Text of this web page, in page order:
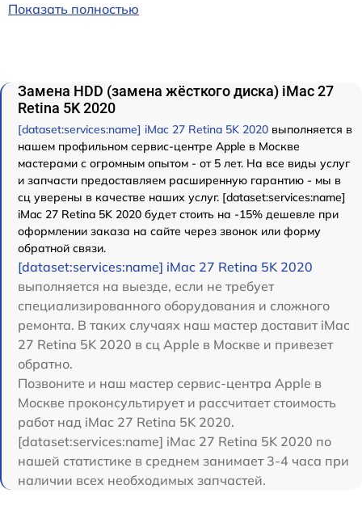
Показать полностью
Замена HDD (замена жёсткого диска) iMac 27
Retina 5K 2020
[dataset:services:name] iMac 27 Retina 5K 2020 выполняется в
нашем профильном сервис-центре Apple в Москве
мастерами с огромным опытом - от 5 лет. На все виды услуг
и запчасти предоставляем расширенную гарантию - мы в
сц уверены в качестве наших услуг. [dataset:services:name]
iMac 27 Retina 5K 2020 будет стоить на -15% дешевле при
оформлении заказа на сайте через звонок или форму
обратной связи.
[dataset:services:name] iMac 27 Retina 5K 2020
выполняется на выезде, если не требует
специализированного оборудования и сложного
ремонта. В таких случаях наш мастер доставит iMac
27 Retina 5K 2020 в сц Apple в Москве и привезет
обратно.
Позвоните и наш мастер сервис-центра Apple в
Москве проконсультирует и рассчитает стоимость
работ над iMac 27 Retina 5K 2020.
[dataset:services:name] iMac 27 Retina 5K 2020 по
нашей статистике в среднем занимает 3-4 часа при
наличии всех необходимых запчастей.